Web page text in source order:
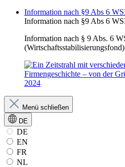
Information nach §9 Abs 6
Information nach §9 Abs 6
Information nach § 9 Abs. 6
Menü schließen
DE
DE
EN
FR
NL